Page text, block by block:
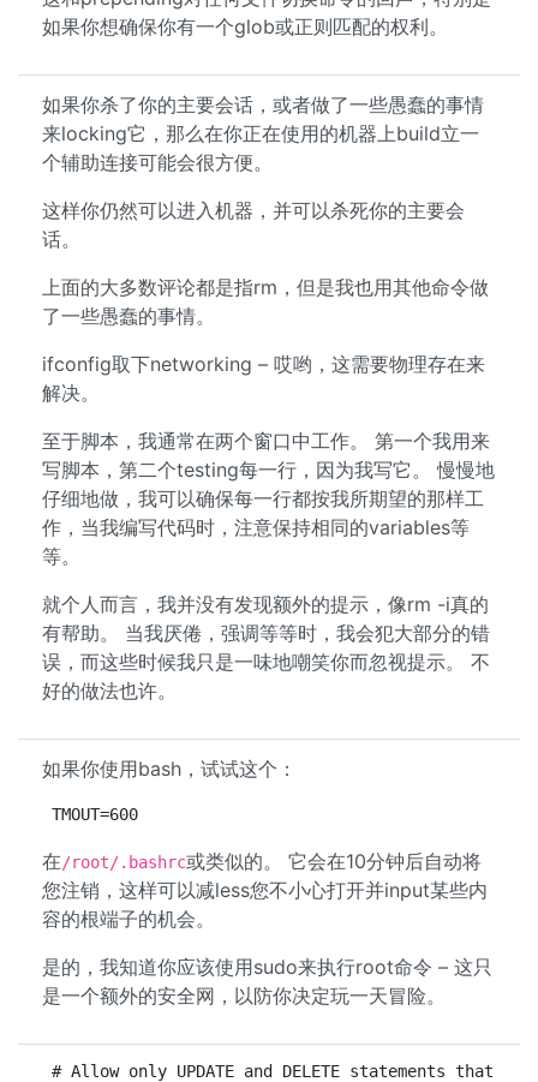
如果你想确保你有一个glob或正则匹配的权利。
如果你杀了你的主要会话，或者做了一些愚蠢的事情
来locking它，那么在你正在使用的机器上build立一
个辅助连接可能会很方便。
这样你仍然可以进入机器，并可以杀死你的主要会
话。
上面的大多数评论都是指rm，但是我也用其他命令做
了一些愚蠢的事情。
ifconfig取下networking – 哎哟，这需要物理存在来
解决。
至于脚本，我通常在两个窗口中工作。 第一个我用来
写脚本，第二个testing每一行，因为我写它。 慢慢地
仔细地做，我可以确保每一行都按我所期望的那样工
作，当我编写代码时，注意保持相同的variables等
等。
就个人而言，我并没有发现额外的提示，像rm -i真的
有帮助。 当我厌倦，强调等等时，我会犯大部分的错
误，而这些时候我只是一味地嘲笑你而忽视提示。 不
好的做法也许。
如果你使用bash，试试这个：
TMOUT=600
在/root/.bashrc或类似的。 它会在10分钟后自动将
您注销，这样可以减less您不小心打开并input某些内
容的根端子的机会。
是的，我知道你应该使用sudo来执行root命令 – 这只
是一个额外的安全网，以防你决定玩一天冒险。
# Allow only UPDATE and DELETE statements that